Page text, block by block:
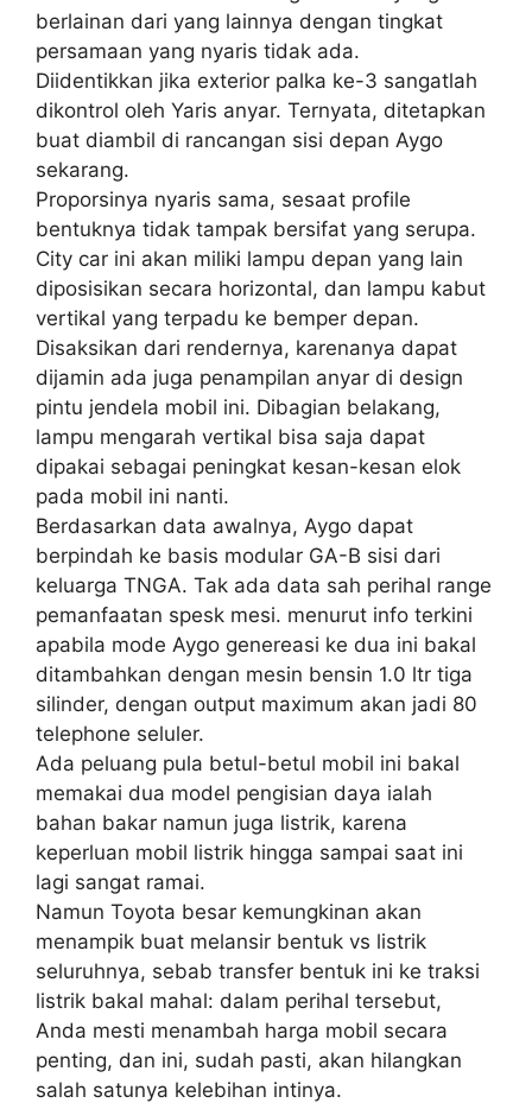
berlainan dari yang lainnya dengan tingkat
persamaan yang nyaris tidak ada.
Diidentikkan jika exterior palka ke-3 sangatlah
dikontrol oleh Yaris anyar. Ternyata, ditetapkan
buat diambil di rancangan sisi depan Aygo
sekarang.
Proporsinya nyaris sama, sesaat profile
bentuknya tidak tampak bersifat yang serupa.
City car ini akan miliki lampu depan yang lain
diposisikan secara horizontal, dan lampu kabut
vertikal yang terpadu ke bemper depan.
Disaksikan dari rendernya, karenanya dapat
dijamin ada juga penampilan anyar di design
pintu jendela mobil ini. Dibagian belakang,
lampu mengarah vertikal bisa saja dapat
dipakai sebagai peningkat kesan-kesan elok
pada mobil ini nanti.
Berdasarkan data awalnya, Aygo dapat
berpindah ke basis modular GA-B sisi dari
keluarga TNGA. Tak ada data sah perihal range
pemanfaatan spesk mesi. menurut info terkini
apabila mode Aygo genereasi ke dua ini bakal
ditambahkan dengan mesin bensin 1.0 ltr tiga
silinder, dengan output maximum akan jadi 80
telephone seluler.
Ada peluang pula betul-betul mobil ini bakal
memakai dua model pengisian daya ialah
bahan bakar namun juga listrik, karena
keperluan mobil listrik hingga sampai saat ini
lagi sangat ramai.
Namun Toyota besar kemungkinan akan
menampik buat melansir bentuk vs listrik
seluruhnya, sebab transfer bentuk ini ke traksi
listrik bakal mahal: dalam perihal tersebut,
Anda mesti menambah harga mobil secara
penting, dan ini, sudah pasti, akan hilangkan
salah satunya kelebihan intinya.